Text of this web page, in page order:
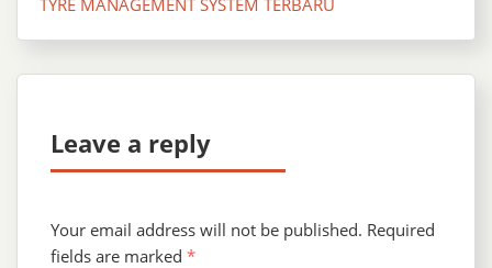
Leave a reply
Your email address will not be published. Required
fields are marked *